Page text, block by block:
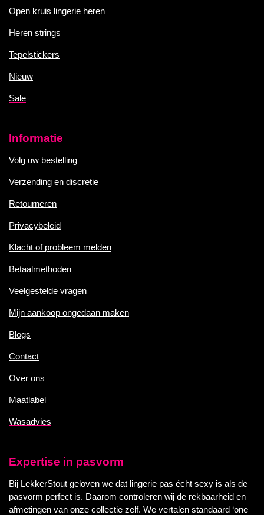
Open kruis lingerie heren
Heren strings
Tepelstickers
Nieuw
Sale
Informatie
Volg uw bestelling
Verzending en discretie
Retourneren
Privacybeleid
Klacht of probleem melden
Betaalmethoden
Veelgestelde vragen
Mijn aankoop ongedaan maken
Blogs
Contact
Over ons
Maatlabel
Wasadvies
Expertise in pasvorm
Bij LekkerStout geloven we dat lingerie pas écht sexy is als de
pasvorm perfect is. Daarom controleren wij de rekbaarheid en
afmetingen van onze collectie zelf. We vertalen standaard ‘one